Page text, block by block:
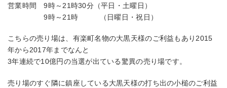
営業時間 9時～21時30分（平日・土曜日）
9時～21時 （日曜日・祝日）
こちらの売り場は、有楽町名物の大黒天様のご利益もあり2015
年から2017年までなんと
3年連続で10億円の当選が出ている驚異の売り場です。
売り場のすぐ隣に鎮座している大黒天様の打ち出の小槌のご利益